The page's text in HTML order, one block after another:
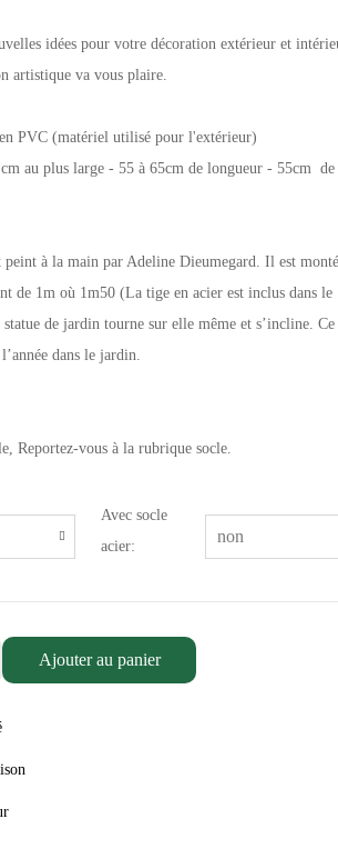
idées pour votre décoration extérieur et
artistique va vous plaire.
PVC (matériel utilisé pour l'extérieur)
au plus large - 55 à 65cm de longueur - 55cm de
peint à la main par Adeline Dieumegard. Il est monté
de 1m où 1m50 (La tige en acier est inclus dans le
de jardin tourne sur elle même et s’incline. Ce
dans le jardin.
Reportez-vous à la rubrique socle.
Avec socle
acier:
Ajouter au panier